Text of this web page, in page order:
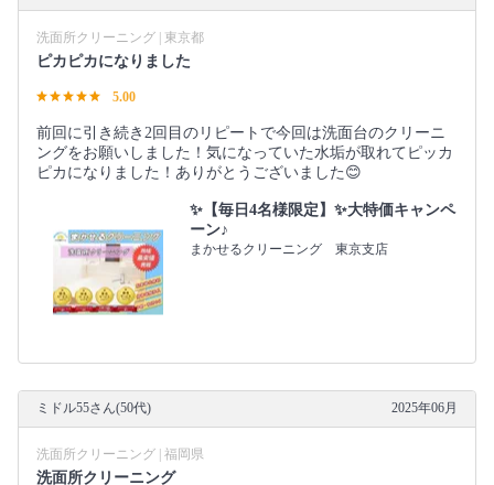
洗面所クリーニング | 東京都
ピカピカになりました
5.00
前回に引き続き2回目のリピートで今回は洗面台のクリーニ
ングをお願いしました！気になっていた水垢が取れてピッカ
ピカになりました！ありがとうございました😊
✨【毎日4名様限定】✨大特価キャンペ
ーン♪
まかせるクリーニング 東京支店
ミドル55さん(50代) 2025年06月
洗面所クリーニング | 福岡県
洗面所クリーニング